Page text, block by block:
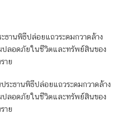
ธานพิธีปล่อยแถวระดมกวาดล้าง
ปลอดภัยในชีวิตและทรัพย์สินของ
าย